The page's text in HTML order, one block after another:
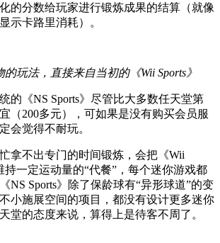
的分数给玩家进行锻炼成果的结算（就像
示卡路里消耗）。
玩法，直接来自当初的《Wii Sports》
的《NS Sports》尽管比大多数任天堂第
（200多元），可如果是没有购买会员服
会觉得不耐玩。
拿不出专门的时间锻炼，会把《Wii
持一定运动量的“代餐”，每个迷你游戏都
NS Sports》除了保龄球有“异形球道”的变
小施展空间的项目，都没有设计更多迷你
堂的态度来说，算得上是待客不周了。